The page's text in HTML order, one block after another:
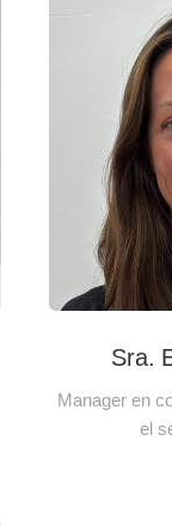
Sra.
Manager en
el